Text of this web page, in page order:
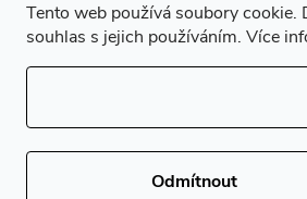
Tento web používá soubory
souhlas s jejich používáním. Více
Odmítnout